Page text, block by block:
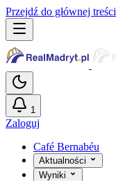
Przejdź do głównej treści
1
Zaloguj
Café Bernabéu
Aktualności
Wyniki